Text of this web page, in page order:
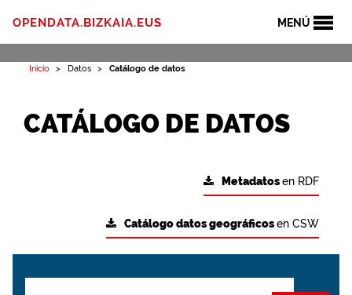
MENÚ
OPENDATA.BIZKAIA.EUS
Inicio Datos Catálogo de datos
CATÁLOGO DE DATOS
Metadatosen RDF
Catálogo datos geográficosen CSW